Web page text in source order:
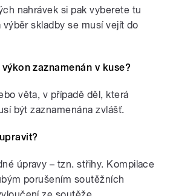
nahrávek si pak vyberete tu
výběr skladby se musí vejít do
zaznamenán v kuse?
věta, v případě děl, která
být zaznamenána zvlášť.
úpravy – tzn. střihy. Kompilace
porušením soutěžních